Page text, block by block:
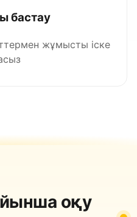
бастау
жұмысты іске
оқу